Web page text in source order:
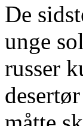
De
unge
russer